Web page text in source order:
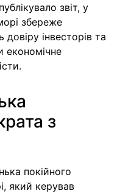
звіт, у
збереже
довіру інвесторів та
економічне
з
покійного
який керував